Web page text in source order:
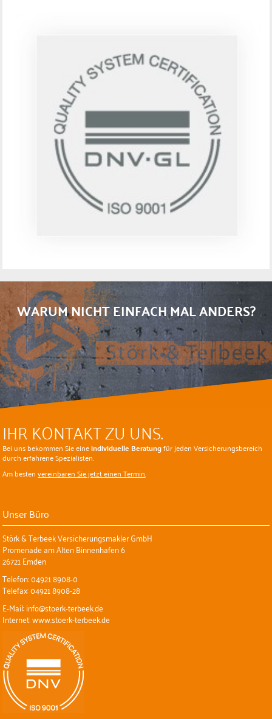
WARUM NICHT EINFACH MAL ANDERS?
IHR KONTAKT ZU UNS.
Bei uns bekommen Sie eineindividuelle Beratungfür jeden Versicherungsbereich
durch erfahrene Spezialisten.
Am bestenvereinbaren Sie jetzt einen Termin.
Unser Büro
Störk & Terbeek Versicherungsmakler GmbH
Promenade am Alten Binnenhafen 6
26721 Emden
Telefon: 04921 8908-0
Telefax: 04921 8908-28
E-Mail: info@stoerk-terbeek.de
Internet: www.stoerk-terbeek.de